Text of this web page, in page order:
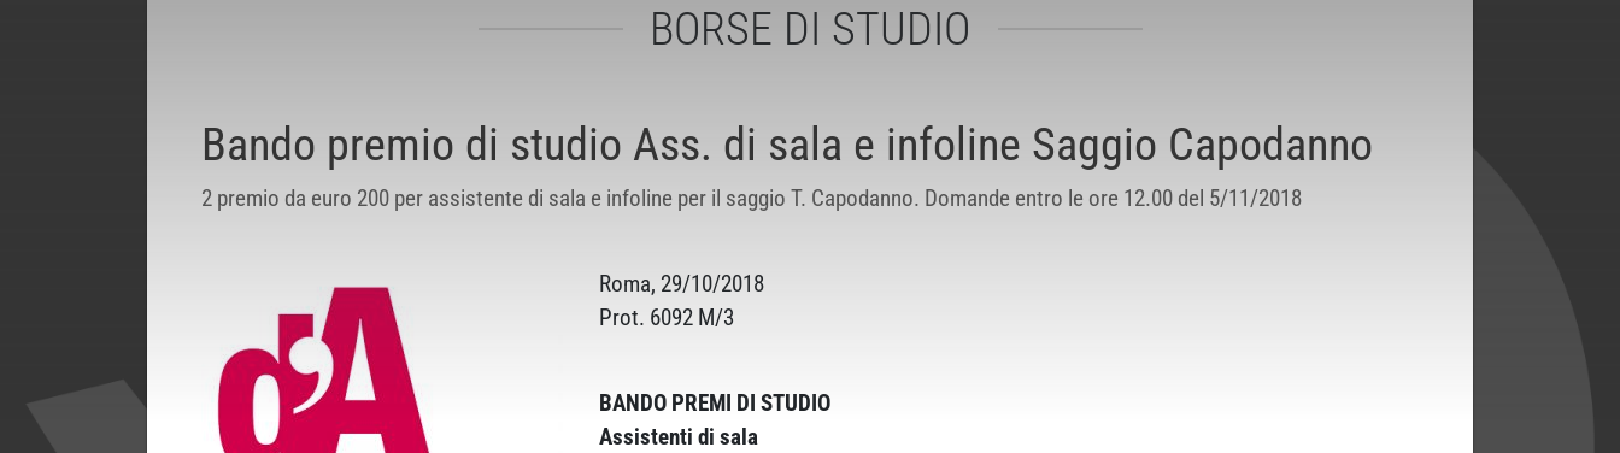
BORSE DI STUDIO
Bando premio di studio Ass. di sala e infoline Saggio Capodanno
2 premio da euro 200 per assistente di sala e infoline per il saggio T. Capodanno. Domande entro le ore 12.00 del 5/11/2018
Roma, 29/10/2018
Prot. 6092 M/3
BANDO PREMI DI STUDIO
Assistenti di sala